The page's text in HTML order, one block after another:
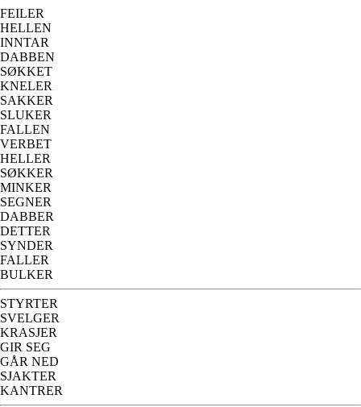
FEILER
HELLEN
INNTAR
DABBEN
SØKKET
KNELER
SAKKER
SLUKER
FALLEN
VERBET
HELLER
SØKKER
MINKER
SEGNER
DABBER
DETTER
SYNDER
FALLER
BULKER
STYRTER
SVELGER
KRASJER
GIR SEG
GÅR NED
SJAKTER
KANTRER